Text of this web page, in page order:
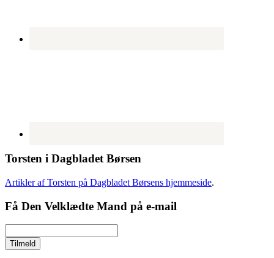
Torsten i Dagbladet Børsen
Artikler af Torsten på Dagbladet Børsens hjemmeside.
Få Den Velklædte Mand på e-mail